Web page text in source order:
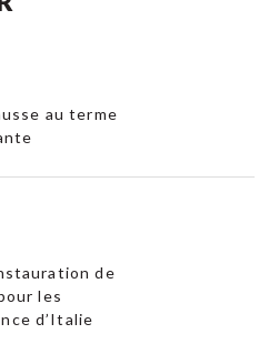
au terme
de
les
d’Italie